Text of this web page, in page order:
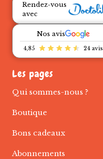
Rendez-vous
avec
Nos avis
4,85 24 avis
Les pages
Qui sommes-nous ?
Boutique
Bons cadeaux
Abonnements